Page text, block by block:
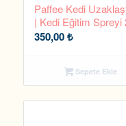
Paffee Kedi
| Kedi Eğitim Spreyi
350,00₺
Sepete Ekle